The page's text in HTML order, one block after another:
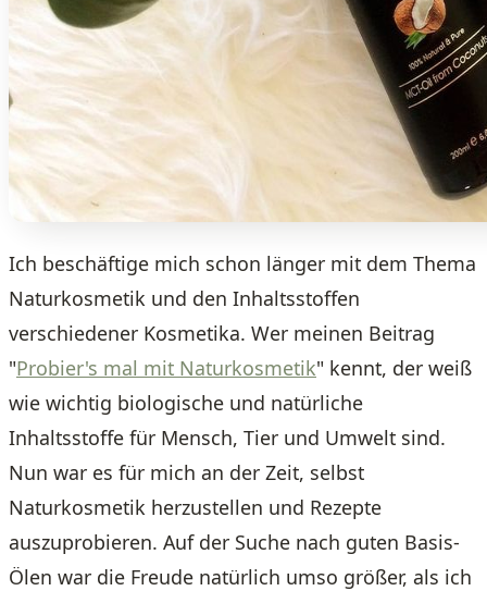
Ich beschäftige mich schon länger mit dem Thema
Naturkosmetik und den Inhaltsstoffen
verschiedener Kosmetika. Wer meinen Beitrag
"Probier's mal mit Naturkosmetik" kennt, der weiß
wie wichtig biologische und natürliche
Inhaltsstoffe für Mensch, Tier und Umwelt sind.
Nun war es für mich an der Zeit, selbst
Naturkosmetik herzustellen und Rezepte
auszuprobieren. Auf der Suche nach guten Basis-
Ölen war die Freude natürlich umso größer, als ich